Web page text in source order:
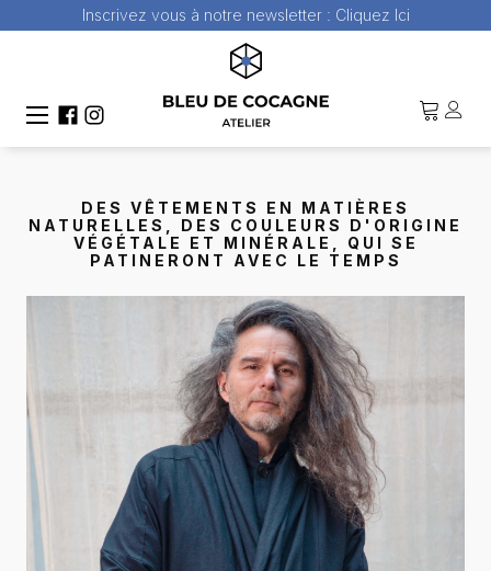
Inscrivez vous à notre newsletter : Cliquez Ici
DES VÊTEMENTS EN MATIÈRES
NATURELLES, DES COULEURS D'ORIGINE
VÉGÉTALE ET MINÉRALE, QUI SE
PATINERONT AVEC LE TEMPS